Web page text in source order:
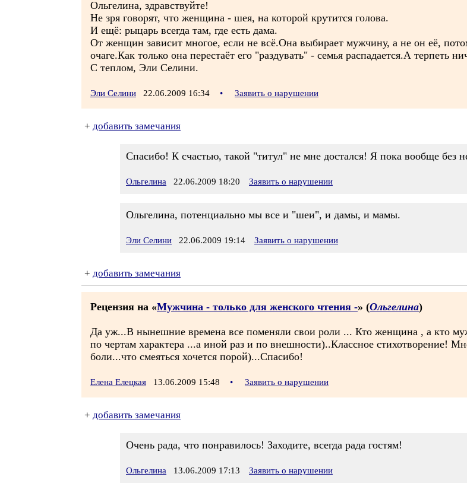
Ольгелина, здравствуйте!
Не зря говорят, что женщина - шея, на которой крутится голова.
И ещё: рыцарь всегда там, где есть дама.
От женщин зависит многое, если не всё.Она выбирает мужчину, а не он её,
очаге.Как только она перестаёт его "раздувать" - семья распадается.А терпеть
С теплом, Эли Селини.
Эли Селини 22.06.2009 16:34 • Заявить о нарушении
+ добавить замечания
Спасибо! К счастью, такой "титул" не мне достался! Я пока вообще без
Ольгелина 22.06.2009 18:20 Заявить о нарушении
Ольгелина, потенциально мы все и "шеи", и дамы, и мамы.
Эли Селини 22.06.2009 19:14 Заявить о нарушении
+ добавить замечания
Рецензия на «Мужчина - только для женского чтения -» (Ольгелина)
Да уж...В нынешние времена все поменяли свои роли ... Кто женщина , а кто
по чертам характера ...а иной раз и по внешности)..Классное стихотворение!
боли...что смеяться хочется порой)...Спасибо!
Елена Елецкая 13.06.2009 15:48 • Заявить о нарушении
+ добавить замечания
Очень рада, что понравилось! Заходите, всегда рада гостям!
Ольгелина 13.06.2009 17:13 Заявить о нарушении